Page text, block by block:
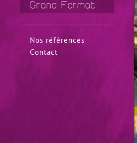
Grand Format
Nos références
Contact